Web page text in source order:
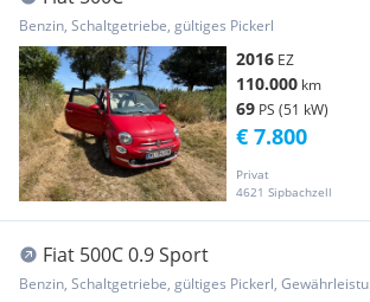
Benzin, Schaltgetriebe, gültiges Pickerl
2016 EZ
110.000 km
69 PS (51 kW)
Privat
4621 Sipbachzell
€ 7.800
Fiat 500C 0.9 Sport
Benzin, Schaltgetriebe, gültiges Pickerl,